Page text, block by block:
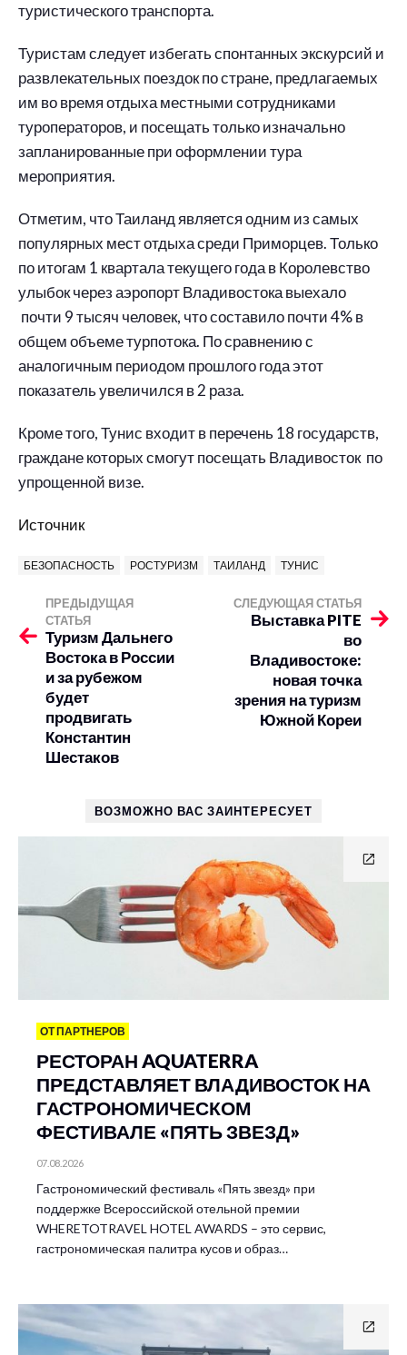
туристического транспорта.
Туристам следует избегать спонтанных экскурсий и
развлекательных поездок по стране, предлагаемых
им во время отдыха местными сотрудниками
туроператоров, и посещать только изначально
запланированные при оформлении тура
мероприятия.
Отметим, что Таиланд является одним из самых
популярных мест отдыха среди Приморцев. Только
по итогам 1 квартала текущего года в Королевство
улыбок через аэропорт Владивостока выехало
почти 9 тысяч человек, что составило почти 4% в
общем объеме турпотока. По сравнению с
аналогичным периодом прошлого года этот
показатель увеличился в 2 раза.
Кроме того, Тунис входит в перечень 18 государств,
граждане которых смогут посещать Владивосток по
упрощенной визе.
Источник
БЕЗОПАСНОСТЬ РОСТУРИЗМ ТАИЛАНД ТУНИС
ПРЕДЫДУЩАЯ
СТАТЬЯ
Туризм Дальнего
Востока в России
и за рубежом
будет
продвигать
Константин
Шестаков
СЛЕДУЮЩАЯ СТАТЬЯ
Выставка PITE
во
Владивостоке:
новая точка
зрения на туризм
Южной Кореи
ВОЗМОЖНО ВАС ЗАИНТЕРЕСУЕТ
ОТ ПАРТНЕРОВ
РЕСТОРАН AQUATERRA
ПРЕДСТАВЛЯЕТ ВЛАДИВОСТОК НА
ГАСТРОНОМИЧЕСКОМ
ФЕСТИВАЛЕ «ПЯТЬ ЗВЕЗД»
07.08.2026
Гастрономический фестиваль «Пять звезд» при
поддержке Всероссийской отельной премии
WHERETOTRAVEL HOTEL AWARDS – это сервис,
гастрономическая палитра кусов и образ…